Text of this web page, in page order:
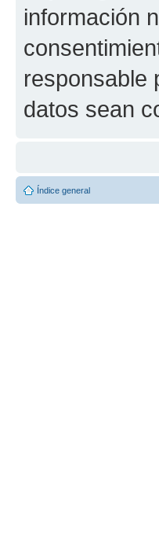
información
responsable
datos sean
Índice general